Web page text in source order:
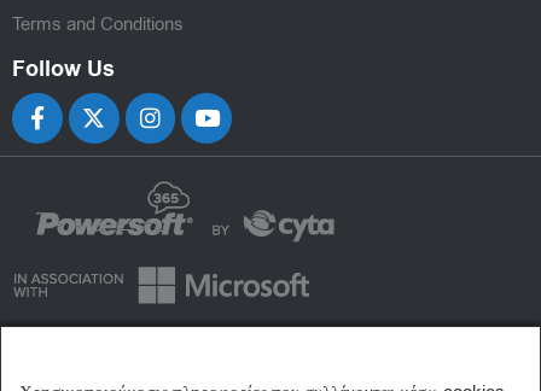
Terms and Conditions
Follow Us